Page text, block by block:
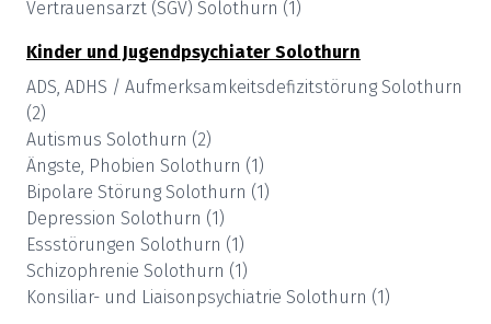
Vertrauensarzt (SGV) Solothurn (1)
Kinder und Jugendpsychiater Solothurn
ADS, ADHS / Aufmerksamkeitsdefizitstörung Solothurn
(2)
Autismus Solothurn (2)
Ängste, Phobien Solothurn (1)
Bipolare Störung Solothurn (1)
Depression Solothurn (1)
Essstörungen Solothurn (1)
Schizophrenie Solothurn (1)
Konsiliar- und Liaisonpsychiatrie Solothurn (1)